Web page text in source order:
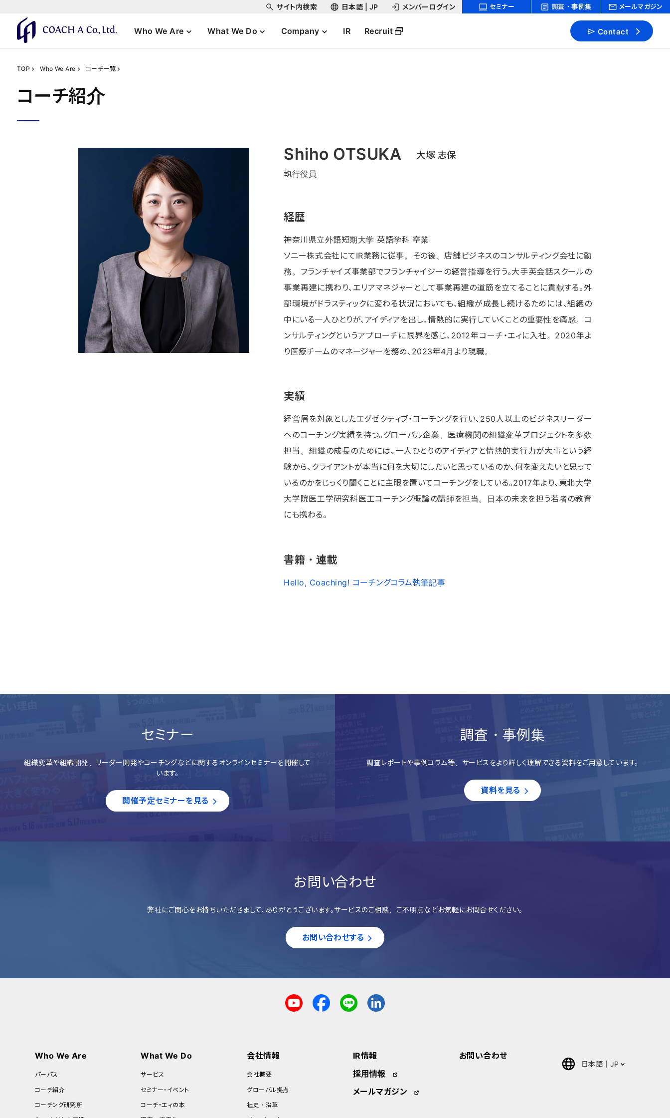
サイト内検索 日本語 | JP メンバーログイン セミナー 調査・事例集 メールマガジン
Who We Are What We Do Company IR Recruit Contact
TOP Who We Are コーチ一覧
コーチ紹介
Shiho OTSUKA 大塚 志保
執行役員
経歴
神奈川県立外語短期大学 英語学科 卒業
ソニー株式会社にてIR業務に従事。その後、店舗ビジネスのコンサルティング会社に勤
務。フランチャイズ事業部でフランチャイジーの経営指導を行う。大手英会話スクールの
事業再建に携わり、エリアマネジャーとして事業再建の道筋を立てることに貢献する。外
部環境がドラスティックに変わる状況においても、組織が成長し続けるためには、組織の
中にいる一人ひとりが、アイディアを出し、情熱的に実行していくことの重要性を痛感。コ
ンサルティングというアプローチに限界を感じ、2012年コーチ・エィに入社。2020年よ
り医療チームのマネージャーを務め、2023年4月より現職。
実績
経営層を対象としたエグゼクティブ・コーチングを行い、250人以上のビジネスリーダー
へのコーチング実績を持つ。グローバル企業、医療機関の組織変革プロジェクトを多数
担当。組織の成長のためには、一人ひとりのアイディアと情熱的実行力が大事という経
験から、クライアントが本当に何を大切にしたいと思っているのか、何を変えたいと思って
いるのかをじっくり聞くことに主眼を置いてコーチングをしている。2017年より、東北大学
大学院医工学研究科医工コーチング概論の講師を担当。日本の未来を担う若者の教育
にも携わる。
書籍・連載
Hello, Coaching! コーチングコラム執筆記事
セミナー
組織変革や組織開発、リーダー開発やコーチングなどに関するオンラインセミナーを開催して
います。
開催予定セミナーを見る
調査・事例集
調査レポートや事例コラム等、サービスをより詳しく理解できる資料をご用意しています。
資料を見る
お問い合わせ
弊社にご関心をお持ちいただきまして、ありがとうございます。サービスのご相談、ご不明点などお気軽にお問合せください。
お問い合わせする
Who We Are
パーパス
コーチ紹介
コーチング研究所
What We Do
サービス
セミナー・イベント
コーチ・エィの本
会社情報
会社概要
グローバル拠点
社史・沿革
IR情報
採用情報
メールマガジン
お問い合わせ
日本語 JP